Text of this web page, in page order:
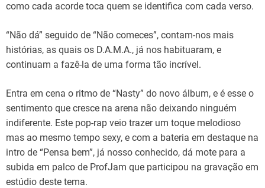
como cada acorde toca quem se identifica com cada verso.
“Não dá” seguido de “Não comeces”, contam-nos mais
histórias, as quais os D.A.M.A., já nos habituaram, e
continuam a fazê-la de uma forma tão incrível.
Entra em cena o ritmo de “Nasty” do novo álbum, e é esse o
sentimento que cresce na arena não deixando ninguém
indiferente. Este pop-rap veio trazer um toque melodioso
mas ao mesmo tempo sexy, e com a bateria em destaque na
intro de “Pensa bem”, já nosso conhecido, dá mote para a
subida em palco de ProfJam que participou na gravação em
estúdio deste tema.